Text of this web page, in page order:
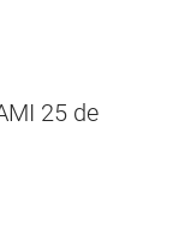
25 de